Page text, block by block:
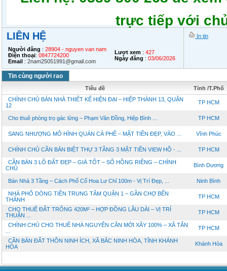
trực tiếp với
LIÊN HỆ
Người đăng : 28904 - nguyen van nam
Điện thoại: 0847724200
Email : 2nam25051991@gmail.com
Lượt xem : 427
Ngày đăng : 03/06/2026
In tin
Tin cùng người rao
Tiêu đề
Tỉnh /T.Phố
CHÍNH CHỦ BÁN NHÀ THIẾT KẾ HIỆN ĐẠI – HIỆP THÀNH 13, QUẬN
12
TP HCM
Cho thuê phòng trọ gác lửng – Phạm Văn Đồng, Hiệp Bình ... TP HCM
SANG NHƯỢNG MÔ HÌNH QUÁN CÀ PHÊ – MẶT TIỀN ĐẸP, VÀO ... Vĩnh Phúc
CHÍNH CHỦ CẦN BÁN BIỆT THỰ 3 TẦNG 3 MẶT TIỀN VIEW HỒ - ... TP HCM
CẦN BÁN 3 LÔ ĐẤT ĐẸP – GIÁ TỐT – SỔ HỒNG RIÊNG – CHÍNH
CHỦ
Bình Dương
Bán Nhà 3 Tầng – Cách Phố Cổ Hoa Lư Chỉ 100m - Vị Trí Đẹp, ... Ninh Bình
NHÀ PHỐ DÒNG TIỀN TRUNG TÂM QUẬN 1 – GẦN CHỢ BẾN
THÀNH
TP HCM
CHO THUÊ ĐẤT TRỐNG 420M² – HỢP ĐỒNG LÂU DÀI – VỊ TRÍ
THUẬN ...
TP HCM
CHÍNH CHỦ CHO THUÊ NHÀ NGUYÊN CĂN MỚI XÂY 100% – XÃ TÂN
TP HCM
CẦN BÁN ĐẤT THÔN NINH ÍCH, XÃ BẮC NINH HÒA, TỈNH KHÁNH
HÒA
Khánh Hòa